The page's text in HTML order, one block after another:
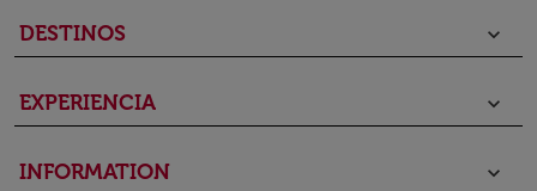
DESTINOS keyboard_arrow_down
EXPERIENCIA keyboard_arrow_down
INFORMATION keyboard_arrow_down